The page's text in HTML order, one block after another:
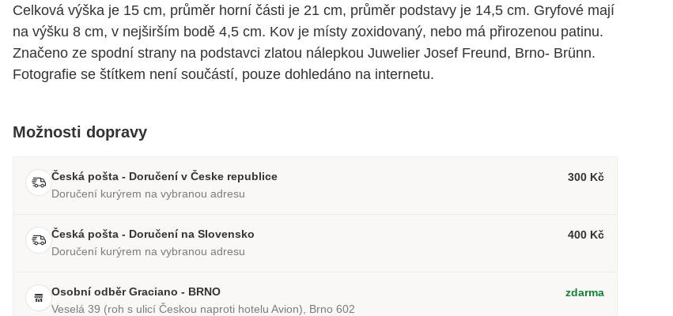
Celková výška je 15 cm, průměr horní části je 21 cm, průměr podstavy je 14,5 cm. Gryfové mají
na výšku 8 cm, v nejširším bodě 4,5 cm. Kov je místy zoxidovaný, nebo má přirozenou patinu.
Značeno ze spodní strany na podstavci zlatou nálepkou Juwelier Josef Freund, Brno- Brünn.
Fotografie se štítkem není součástí, pouze dohledáno na internetu.
Možnosti dopravy
Česká pošta - Doručení v Česke republice
Doručení kurýrem na vybranou adresu
300 Kč
Česká pošta - Doručení na Slovensko
Doručení kurýrem na vybranou adresu
400 Kč
Osobní odběr Graciano - BRNO
Veselá 39 (roh s ulicí Českou naproti hotelu Avion), Brno 602
zdarma